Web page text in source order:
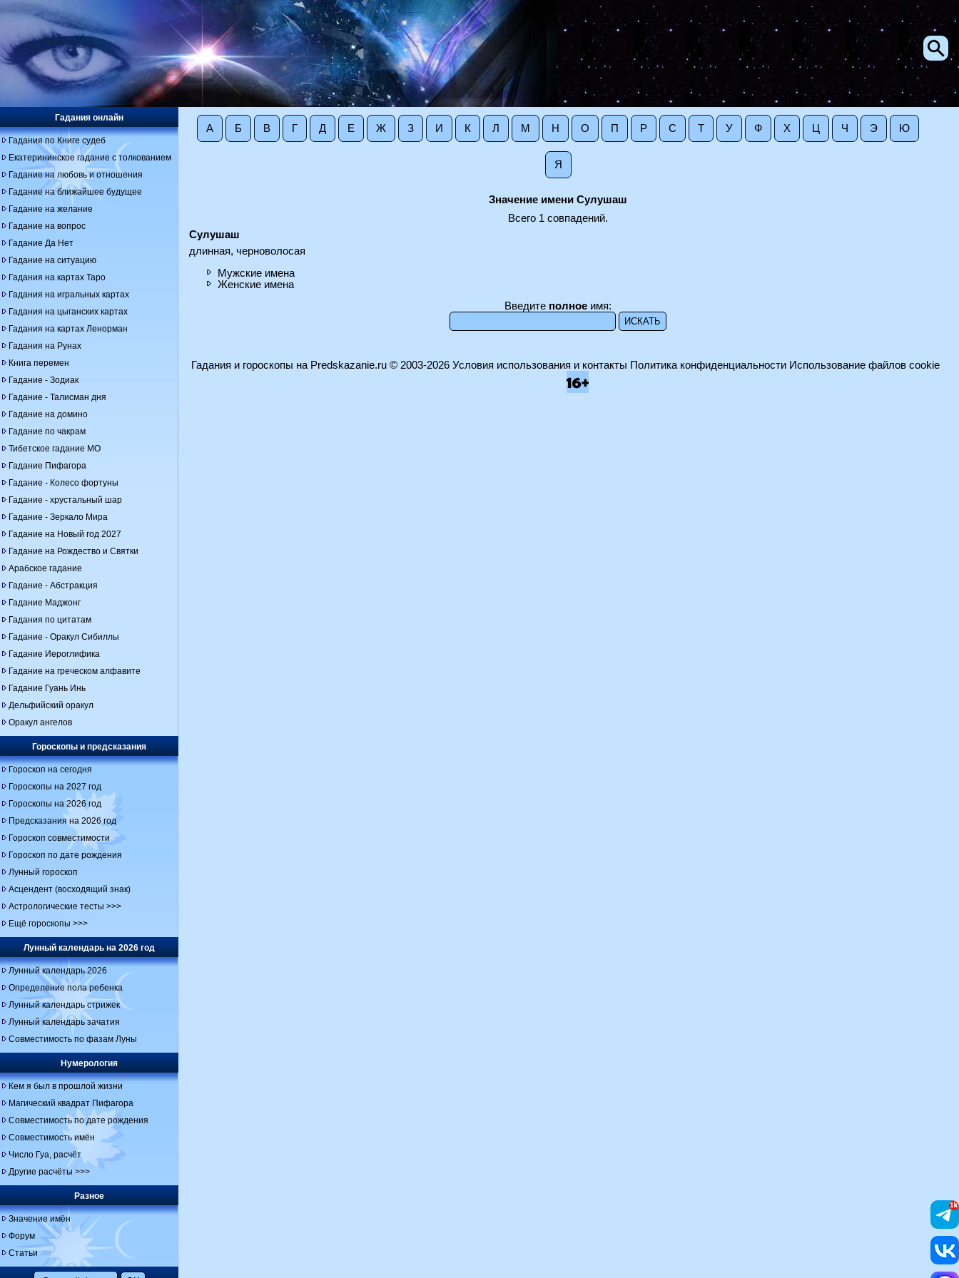
А Б В Г Д Е Ж З И К Л М Н О П Р С Т У Ф Х Ц Ч Э Ю
Я
Значение имени Сулушаш
Всего 1 совпадений.
Сулушаш
длинная, черноволосая
Мужские имена
Женские имена
Введите полное имя:
Гадания онлайн
Гадания по Книге судеб
Екатерининское гадание с толкованием
Гадание на любовь и отношения
Гадание на ближайшее будущее
Гадание на желание
Гадание на вопрос
Гадание Да Нет
Гадание на ситуацию
Гадания на картах Таро
Гадания на игральных картах
Гадания на цыганских картах
Гадания на картах Ленорман
Гадания на Рунах
Книга перемен
Гадание - Зодиак
Гадание - Талисман дня
Гадание на домино
Гадание по чакрам
Тибетское гадание МО
Гадание Пифагора
Гадание - Колесо фортуны
Гадание - хрустальный шар
Гадание - Зеркало Мира
Гадание на Новый год 2027
Гадание на Рождество и Святки
Арабское гадание
Гадание - Абстракция
Гадание Маджонг
Гадания по цитатам
Гадание - Оракул Сибиллы
Гадание Иероглифика
Гадание на греческом алфавите
Гадание Гуань Инь
Дельфийский оракул
Оракул ангелов
Гороскопы и предсказания
Гороскоп на сегодня
Гороскопы на 2027 год
Гороскопы на 2026 год
Предсказания на 2026 год
Гороскоп совместимости
Гороскоп по дате рождения
Лунный гороскоп
Асцендент (восходящий знак)
Астрологические тесты >>>
Ещё гороскопы >>>
Лунный календарь на 2026 год
Лунный календарь 2026
Определение пола ребенка
Лунный календарь стрижек
Лунный календарь зачатия
Совместимость по фазам Луны
Нумерология
Кем я был в прошлой жизни
Магический квадрат Пифагора
Совместимость по дате рождения
Совместимость имён
Число Гуа, расчёт
Другие расчёты >>>
Разное
Значение имён
Форум
Статьи
Гадания и гороскопы на Predskazanie.ru© 2003-2026 Условия использования и контакты Политика конфиденциальности Использование файлов cookie